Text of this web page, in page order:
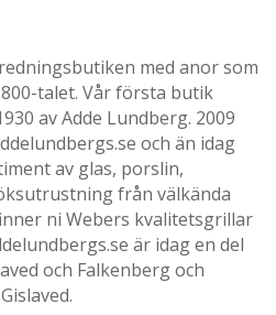
med anor som
talet. Vår första butik
av Adde Lundberg. 2009
och än idag
av glas, porslin,
från välkända
ni Webers kvalitetsgrillar
är idag en del
och Falkenberg och